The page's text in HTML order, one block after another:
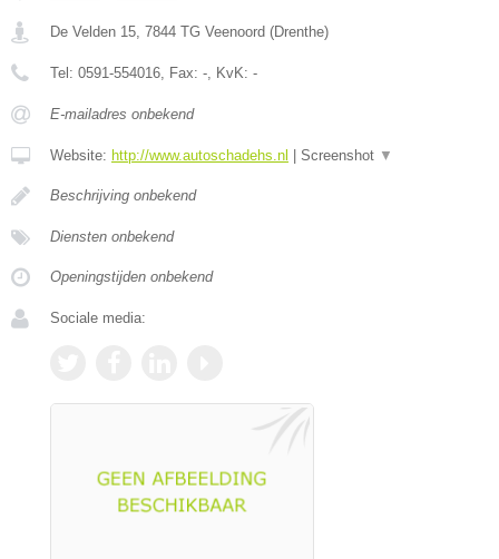
De Velden 15 7844 TG Veenoord (Drenthe)
Tel: 0591-554016 , Fax: - , KvK: -
E-mailadres onbekend
Website: http://www.autoschadehs.nl Screenshot ▼
Beschrijving onbekend
Diensten onbekend
Openingstijden onbekend
Sociale media: